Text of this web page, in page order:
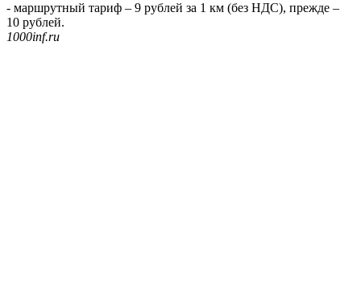
- маршрутный тариф – 9 рублей за 1 км (без НДС), прежде –
10 рублей.
1000inf.ru